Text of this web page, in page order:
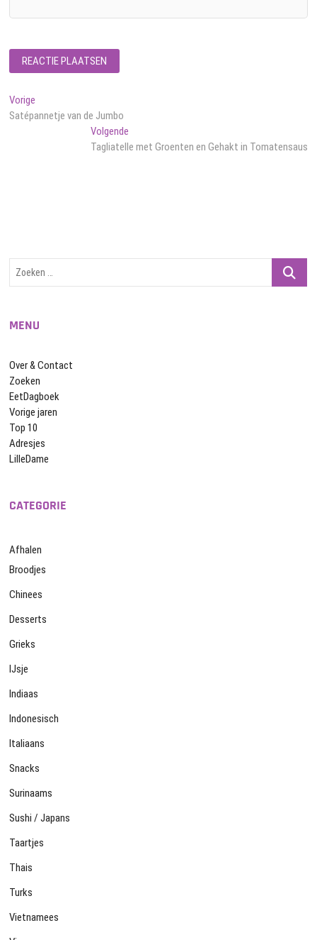
Bericht
navigatie
Vorige
bericht:
Satépannetje van de Jumbo
VolgendeVolgend
bericht:
Tagliatelle met Groenten en Gehakt in Tomatensaus
Zoeken
MENU
Over & Contact
Zoeken
EetDagboek
Vorige jaren
Top 10
Adresjes
LilleDame
CATEGORIE
Afhalen
Broodjes
Chinees
Desserts
Grieks
IJsje
Indiaas
Indonesisch
Italiaans
Snacks
Surinaams
Sushi / Japans
Taartjes
Thais
Turks
Vietnamees